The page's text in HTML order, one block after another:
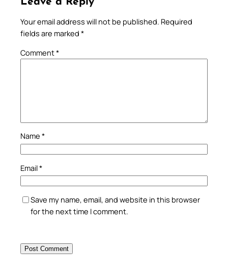
Your email address will not be published. Required
fields are marked *
Comment*
Name *
Email*
Save my name, email, and website in this browser
for the next time I comment.